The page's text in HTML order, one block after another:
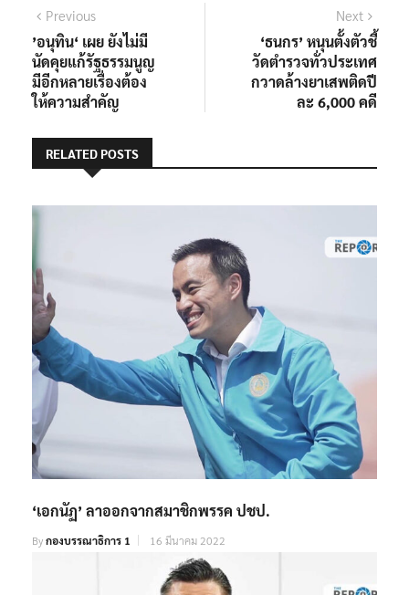
แนะแนว
เรื่อง
PreviousPrevious
post:
’อนุทิน‘ เผย ยังไม่มี
นัดคุยแก้รัฐธรรมนูญ
มีอีกหลายเรื่องต้อง
ให้ความสำคัญ
Next
post:
‘ธนกร’ หนุนตั้งตัวชี้
วัดตำรวจทั่วประเทศ
กวาดล้างยาเสพติดปี
ละ 6,000 คดี
RELATED POSTS
‘เอกนัฏ’ ลาออกจากสมาชิกพรรค ปชป.
Byกองบรรณาธิการ 1 16 มีนาคม 2022